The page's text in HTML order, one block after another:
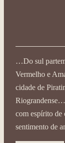
…Do sul
Vermelho e
cidade de
Riograndense…
com espírito de
sentimento de